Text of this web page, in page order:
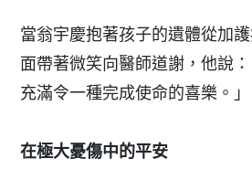
當翁宇慶抱著孩子的遺體從加
面帶著微笑向醫師道謝，他說
充滿令一種完成使命的喜樂。」
在極大憂傷中的平安